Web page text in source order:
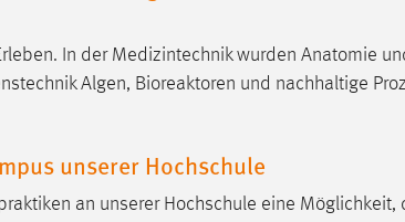
In der Medizintechnik wurden Anatomie
Algen, Bioreaktoren und nachhaltige
unserer Hochschule
an unserer Hochschule eine Möglichkeit,
frame-style-